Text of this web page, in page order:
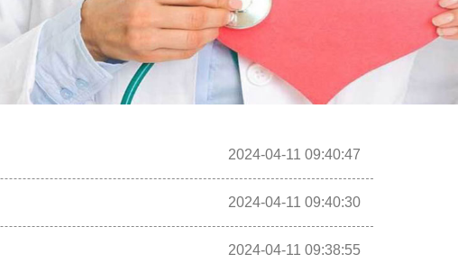
2024-04-11 09:40:47
2024-04-11 09:40:30
2024-04-11 09:38:55